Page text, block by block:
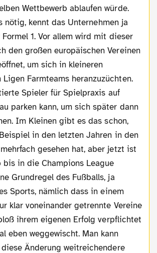
Wettbewerb ablaufen würde.
nötig, kennt das Unternehmen ja
1. Vor allem wird mit dieser
den großen europäischen Vereinen
um sich in kleineren
Farmteams heranzuzüchten.
Spieler für Spielpraxis auf
parken kann, um sich später dann
Im Kleinen gibt es das schon,
in den letzten Jahren in den
gesehen hat, aber jetzt ist
in die Champions League
Grundregel des Fußballs, ja
Sports, nämlich dass in einem
klar voneinander getrennte Vereine
ihrem eigenen Erfolg verpflichtet
eben weggewischt. Man kann
diese Änderung weitreichendere